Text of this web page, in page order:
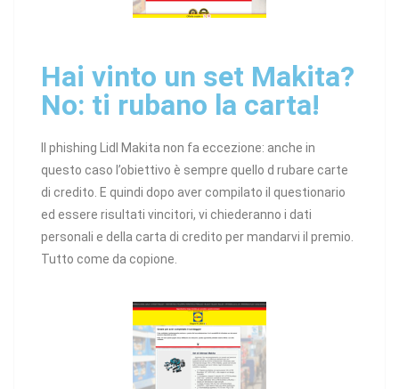
Hai vinto un set Makita?
No: ti rubano la carta!
Il phishing Lidl Makita non fa eccezione: anche in
questo caso l’obiettivo è sempre quello d rubare carte
di credito. E quindi dopo aver compilato il questionario
ed essere risultati vincitori, vi chiederanno i dati
personali e della carta di credito per mandarvi il premio.
Tutto come da copione.